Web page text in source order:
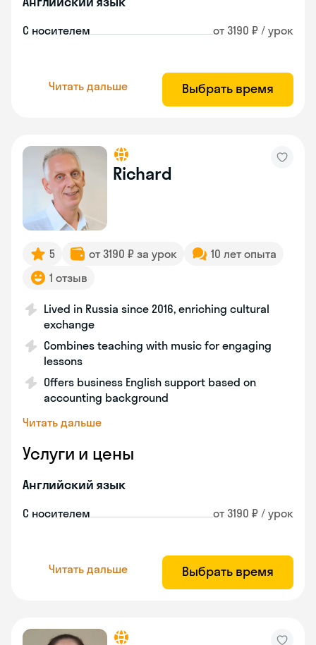
С носителем от 3190 ₽ / урок
Читать дальше Выбрать время
Richard
5 от 3190 ₽ за урок
10 лет опыта
1 отзыв
Lived in Russia since 2016, enriching cultural
exchange
Combines teaching with music for engaging
lessons
Offers business English support based on
accounting background
Читать дальше
Услуги и цены
Английский язык
С носителем от 3190 ₽ / урок
Читать дальше Выбрать время